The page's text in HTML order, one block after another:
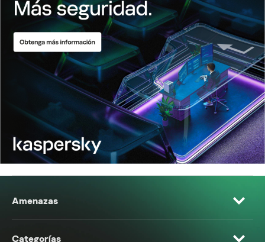
Amenazas
Categorías